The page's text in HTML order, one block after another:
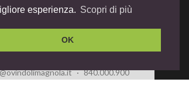
esperienza. Scopri di più
OK
· 840.000.900